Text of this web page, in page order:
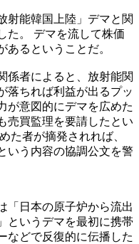
射能韓国上陸」デマと関
た。 デマを流して株価
あるということだ。
係者によると、放射能関
落ちれば利益が出るプッ
が意図的にデマを広めた
売買監理を要請したとい
た者が摘発されれば、
いう内容の協調公文を警
「日本の原子炉から流出
というデマを最初に携帯
などで反復的に伝播した